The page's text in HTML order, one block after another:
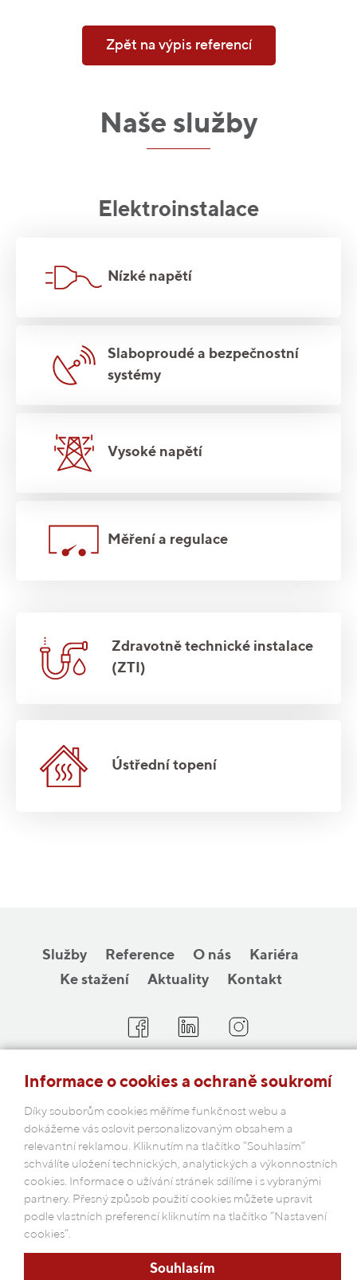
Zpět na výpis referencí
Naše služby
Elektroinstalace
Nízké napětí
Slaboproudé a bezpečnostní
systémy
Vysoké napětí
Měření a regulace
Zdravotně technické instalace
(ZTI)
Ústřední topení
Služby Reference O nás
Kariéra
Ke stažení
Aktuality Kontakt
COBAP s.r.o.
Česká republika
Podmínky ochrany osobních údajů
Informace o cookies a ochraně soukromí
Díky souborům cookies měříme funkčnost webu a
dokážeme vás oslovit personalizovaným obsahem a
relevantní reklamou. Kliknutím na tlačítko “Souhlasím“
schválíte uložení technických, analytických a výkonnostních
cookies. Informace o užívání stránek sdílíme i s vybranými
partnery. Přesný způsob použití cookies můžete upravit
podle vlastních preferencí kliknutím na tlačítko “Nastavení
cookies”.
Souhlasím